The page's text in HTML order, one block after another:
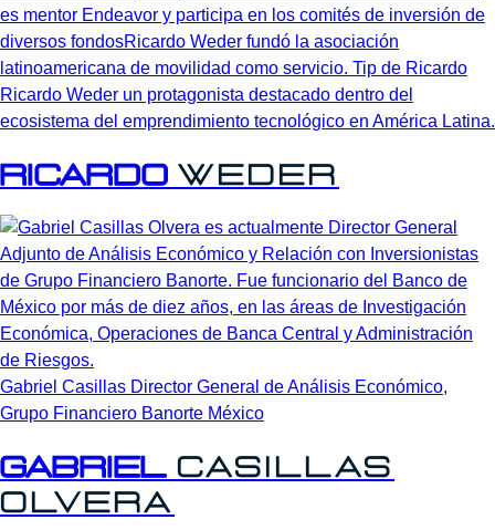
Ricardo Weder un protagonista destacado dentro del
ecosistema del emprendimiento tecnológico en América Latina.
Ricardo Weder
Gabriel Casillas Director General de Análisis Económico,
Grupo Financiero Banorte México
Gabriel Casillas
Olvera